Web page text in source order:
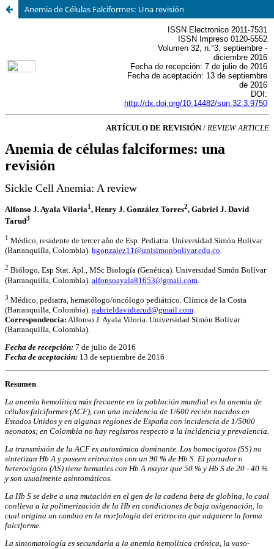
Anemia de Células Falciformes: Una revisión